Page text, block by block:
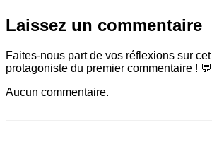
Laissez un commentaire
Faites-nous part de vos réflexions sur
protagoniste du premier commentaire ! 💬
Aucun commentaire.